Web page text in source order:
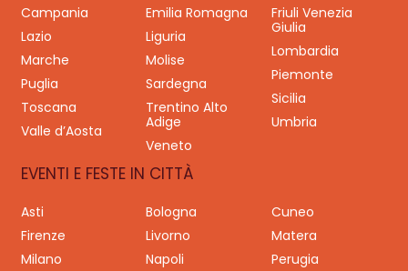
Campania
Emilia Romagna
Friuli Venezia
Giulia
Lazio
Liguria
Lombardia
Marche
Molise
Piemonte
Puglia
Sardegna
Sicilia
Toscana
Trentino Alto
Adige
Umbria
Valle d’Aosta
Veneto
EVENTI E FESTE IN CITTÀ
Asti Bologna
Cuneo
Firenze
Livorno
Matera
Milano
Napoli
Perugia